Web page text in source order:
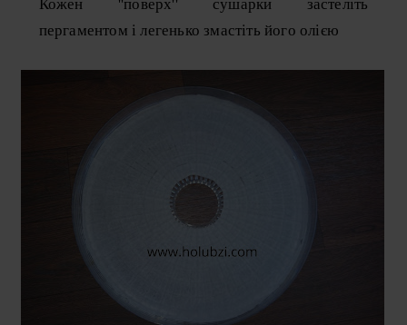
Кожен ''поверх'' сушарки застеліть
пергаментом і легенько змастіть його олією